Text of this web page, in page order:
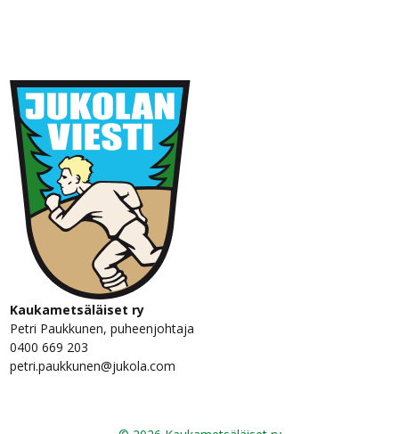
Kaukametsäläiset ry
Petri Paukkunen, puheenjohtaja
0400 669 203
petri.paukkunen@jukola.com